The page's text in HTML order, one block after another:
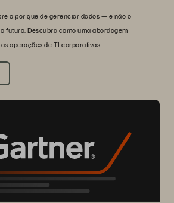
o por que de gerenciar dados — e não o
futuro. Descubra como uma abordagem
operações de TI corporativas.